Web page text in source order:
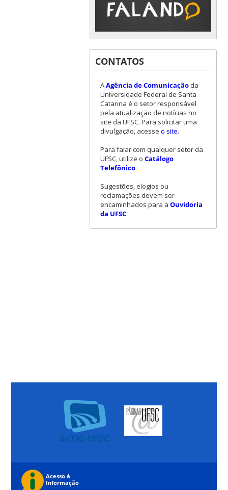
CONTATOS
AAgência de Comunicaçãoda
Universidade Federal de Santa
Catarina é o setor responsável
pela atualização de notícias no
site da UFSC. Para solicitar uma
divulgação, acesse o site.
Para falar com qualquer setor da
UFSC, utilize o Catálogo
Telefônico.
Sugestões, elogios ou
reclamações devem ser
encaminhados para a Ouvidoria
da UFSC.